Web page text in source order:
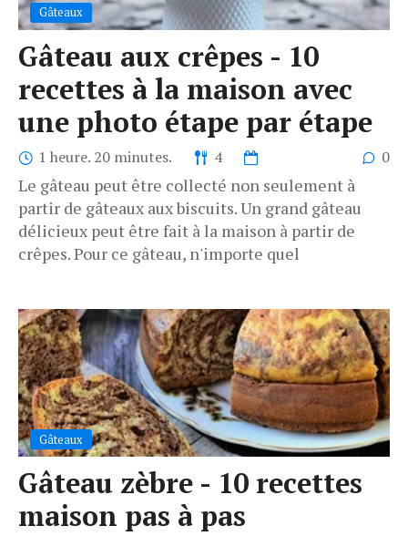
Gâteaux
Gâteau aux crêpes - 10
recettes à la maison avec
une photo étape par étape
1 heure. 20 minutes. 4 0
Le gâteau peut être collecté non seulement à
partir de gâteaux aux biscuits. Un grand gâteau
délicieux peut être fait à la maison à partir de
crêpes. Pour ce gâteau, n'importe quel
Gâteaux
Gâteau zèbre - 10 recettes
maison pas à pas